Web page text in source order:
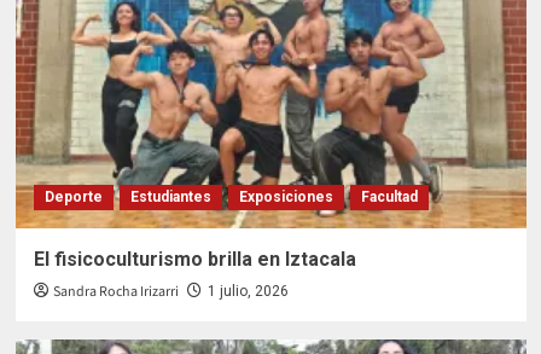
Deporte Estudiantes Exposiciones Facultad
El fisicoculturismo brilla en Iztacala
Sandra Rocha Irizarri 1 julio, 2026